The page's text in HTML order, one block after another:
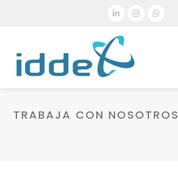
TRABAJA CON NOSOTROS